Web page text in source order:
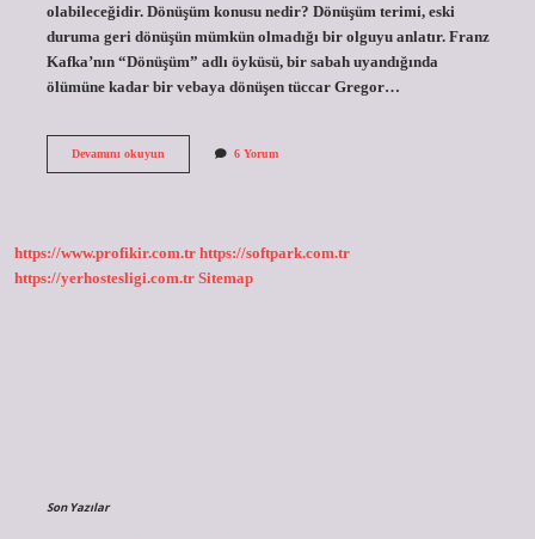
olabileceğidir. Dönüşüm konusu nedir? Dönüşüm terimi, eski
duruma geri dönüşün mümkün olmadığı bir olguyu anlatır. Franz
Kafka’nın “Dönüşüm” adlı öyküsü, bir sabah uyandığında
ölümüne kadar bir vebaya dönüşen tüccar Gregor…
Devamını okuyunKafka
6 Yorum
https://www.profikir.com.tr https://softpark.com.tr
https://yerhostesligi.com.tr Sitemap
Son Yazılar